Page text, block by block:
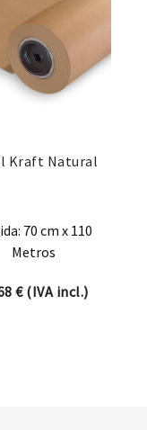
Kraft Natural
70 cm x 110
Metros
€(IVA incl.)